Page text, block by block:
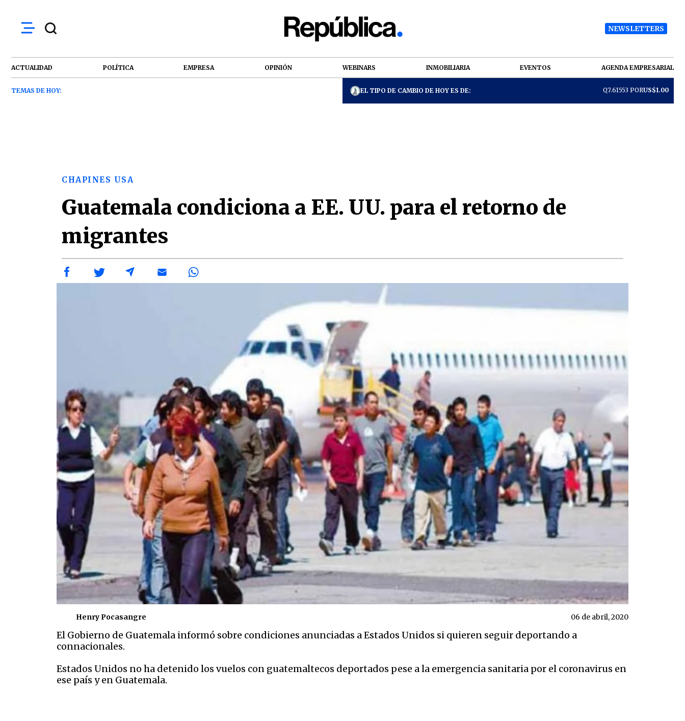
NEWSLETTERS
ACTUALIDAD POLÍTICA EMPRESA OPINIÓN WEBINARS INMOBILIARIA EVENTOS AGENDA EMPRESARIAL
TEMAS DE HOY: EL TIPO DE CAMBIO DE HOY ES DE: Q7.61553 PORUS$1.00
CHAPINES USA
Guatemala condiciona a EE. UU. para el retorno de
migrantes
Henry Pocasangre 06 de abril, 2020
El Gobierno de Guatemala informó sobre condiciones anunciadas a Estados Unidos si quieren seguir deportando a
connacionales.
Estados Unidos no ha detenido los vuelos con guatemaltecos deportados pese a la emergencia sanitaria por el coronavirus en
ese país y en Guatemala.